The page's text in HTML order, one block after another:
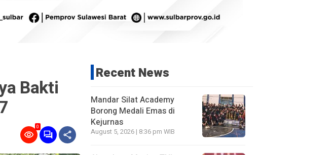
Bakti
0
Recent News
Mandar Silat Academy
Borong Medali Emas di
Kejurnas
August 5, 2026 | 8:36 pm WIB